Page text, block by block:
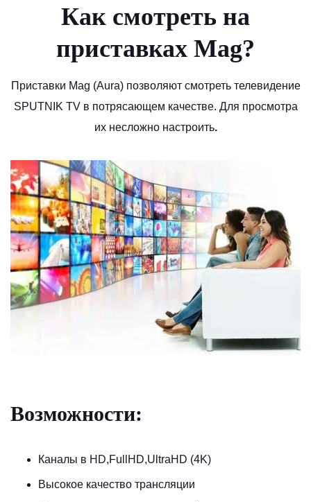
Как смотреть на
приставках Mag?
Приставки Mag (Aura) позволяют смотреть телевидение
SPUTNIK TV в потрясающем качестве. Для просмотра
их несложно настроить.
Возможности:
Каналы в HD,FullHD,UltraHD (4K)
Высокое качество трансляции